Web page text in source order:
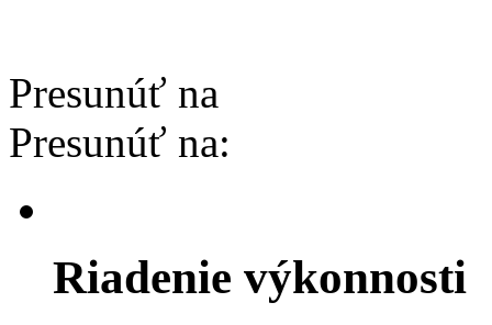
Presunúť na
Presunúť na:
Riadenie výkonnosti